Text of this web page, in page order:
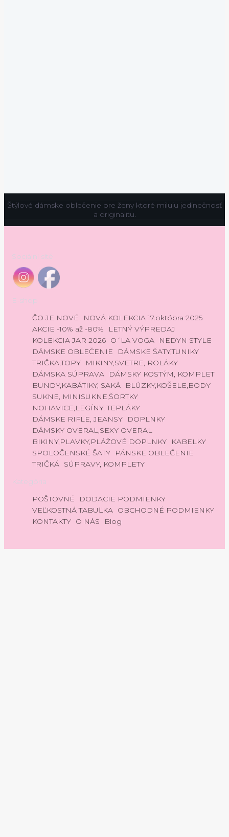
Štýlové dámske oblečenie pre ženy ktoré miluju jedinečnosť
a originalitu.
Sociální sítě
E-shop
ČO JE NOVÉ
NOVÁ KOLEKCIA 17.októbra 2025
AKCIE -10% až -80%
LETNÝ VÝPREDAJ
KOLEKCIA JAR 2026 O´LA VOGA
NEDYN STYLE
DÁMSKE OBLEČENIE
DÁMSKE ŠATY,TUNIKY
TRIČKA,TOPY
MIKINY,SVETRE, ROLÁKY
DÁMSKA SÚPRAVA
DÁMSKY KOSTÝM, KOMPLET
BUNDY,KABÁTIKY, SAKÁ
BLÚZKY,KOŠELE,BODY
SUKNE, MINISUKNE,ŠORTKY
NOHAVICE,LEGÍNY, TEPLÁKY
DÁMSKE RIFLE, JEANSY
DOPLNKY
DÁMSKY OVERAL,SEXY OVERAL
BIKINY,PLAVKY,PLÁŽOVÉ DOPLNKY
KABELKY
SPOLOČENSKÉ ŠATY
PÁNSKE OBLEČENIE
TRIČKÁ SÚPRAVY, KOMPLETY
Kategória
POŠTOVNÉ
DODACIE PODMIENKY
VEĽKOSTNÁ TABUĽKA OBCHODNÉ PODMIENKY
KONTAKTY O NÁS Blog